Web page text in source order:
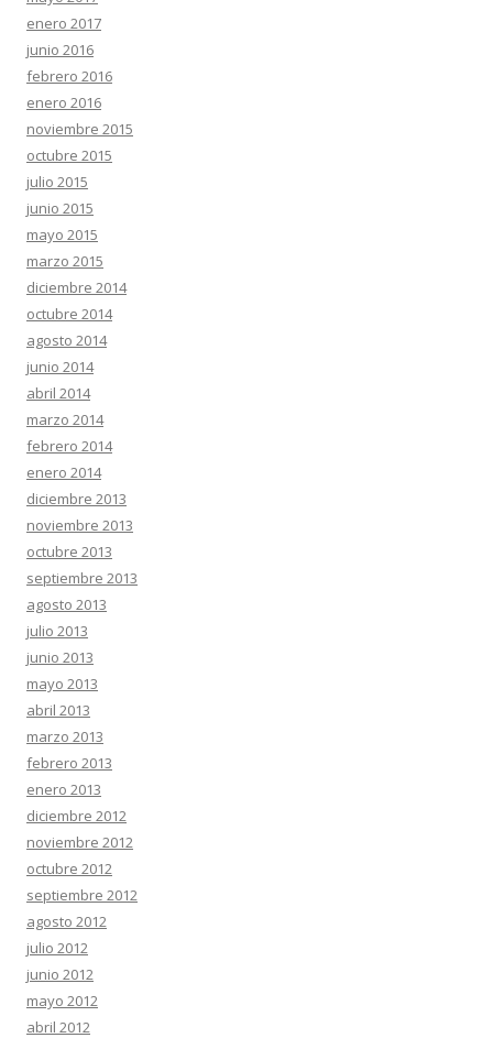
enero 2017
junio 2016
febrero 2016
enero 2016
noviembre 2015
octubre 2015
julio 2015
junio 2015
mayo 2015
marzo 2015
diciembre 2014
octubre 2014
agosto 2014
junio 2014
abril 2014
marzo 2014
febrero 2014
enero 2014
diciembre 2013
noviembre 2013
octubre 2013
septiembre 2013
agosto 2013
julio 2013
junio 2013
mayo 2013
abril 2013
marzo 2013
febrero 2013
enero 2013
diciembre 2012
noviembre 2012
octubre 2012
septiembre 2012
agosto 2012
julio 2012
junio 2012
mayo 2012
abril 2012